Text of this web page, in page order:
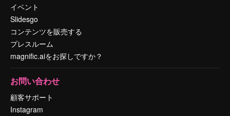
イベント
Slidesgo
コンテンツを販売する
プレスルーム
magnific.aiをお探しですか？
お問い合わせ
顧客サポート
Instagram